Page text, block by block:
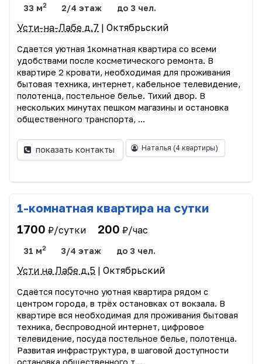
33 м2 2/4 этаж до 3 чел.
Усти-на-Лабе д.7 | Октябрьский
Сдается уютная 1комнатная квартира со всеми
удобствами после косметического ремонта. В
квартире 2 кровати, необходимая для проживания
бытовая техника, интернет, кабельное телевидение,
полотенца, постельное белье. Тихий двор. В
нескольких минутах пешком магазины и остановка
общественного транспорта, ...
показать контакты Наталья (4 квартиры)
1-комнатная квартира на сутки
1700 ₽/сутки 200 ₽/час
31 м2 3/4 этаж до 3 чел.
Усти на Лабе д.5 | Октябрьский
Сдаётся посуточно уютная квартира рядом с
центром города, в трёх остановках от вокзала. В
квартире вся необходимая для проживания бытовая
техника, беспроводной интернет, цифровое
телевидение, посуда постельное белье, полотенца.
Развитая инфраструктура, в шаговой доступности
остановка общественного т...